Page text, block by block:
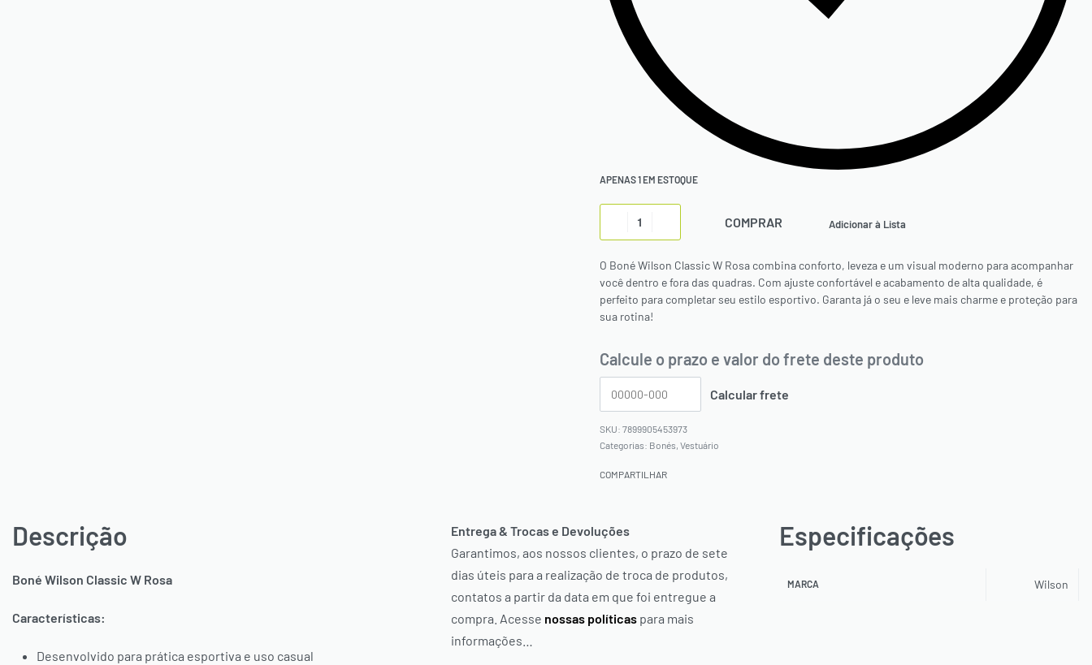
APENAS 1 EM ESTOQUE
COMPRAR Adicionar à Lista
O Boné Wilson Classic W Rosa combina conforto, leveza e um visual moderno para acompanhar
você dentro e fora das quadras. Com ajuste confortável e acabamento de alta qualidade, é
perfeito para completar seu estilo esportivo. Garanta já o seu e leve mais charme e proteção para
sua rotina!
Calcule o prazo e valor do frete deste produto
7899905453973
Categorias: Bonés, Vestuário
COMPARTILHAR
Descrição
Boné Wilson Classic W Rosa
Características:
Desenvolvido para prática esportiva e uso casual
Entrega & Trocas e Devoluções
Garantimos, aos nossos clientes, o prazo de sete
dias úteis para a realização de troca de produtos,
contatos a partir da data em que foi entregue a
compra. Acesse nossas políticaspara mais
informações…
Especificações
MARCA Wilson